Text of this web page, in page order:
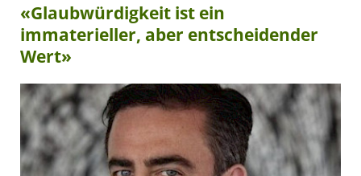
«Glaubwürdigkeit ist ein
immaterieller, aber entscheidender
Wert»